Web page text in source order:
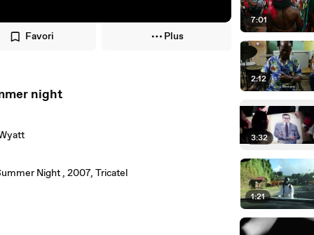
Favori Plus
night
Night , 2007, Tricatel
7:01
2:12
3:32
1:21